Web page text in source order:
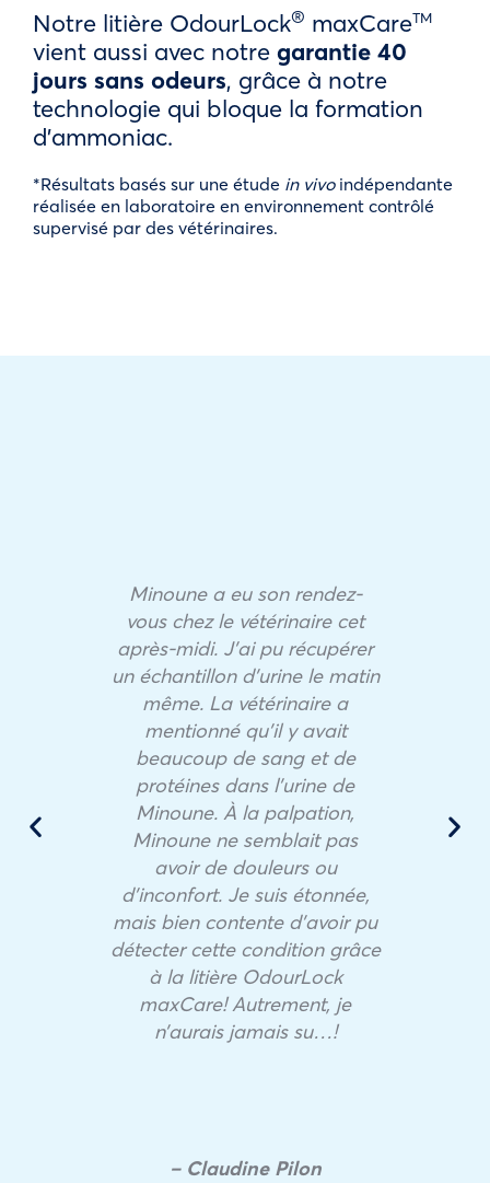
Notre litière OdourLock® maxCareTM
vient aussi avec notre garantie 40
jours sans odeurs, grâce à notre
technologie qui bloque la formation
d’ammoniac.
*Résultats basés sur une étude in vivoindépendante
réalisée en laboratoire en environnement contrôlé
supervisé par des vétérinaires.
Minoune a eu son rendez-
vous chez le vétérinaire cet
après-midi. J’ai pu récupérer
un échantillon d’urine le matin
même. La vétérinaire a
mentionné qu’il y avait
beaucoup de sang et de
protéines dans l’urine de
Minoune. À la palpation,
Minoune ne semblait pas
avoir de douleurs ou
d’inconfort. Je suis étonnée,
mais bien contente d’avoir pu
détecter cette condition grâce
à la litière OdourLock
maxCare! Autrement, je
n’aurais jamais su…!
– Claudine Pilon